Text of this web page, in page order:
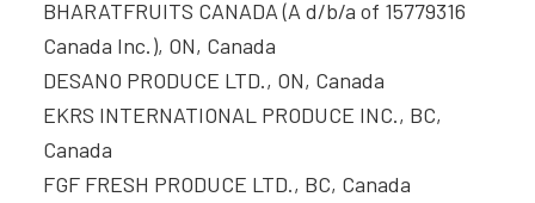
BHARATFRUITS CANADA (A d/b/a of 15779316
Canada Inc.), ON, Canada
DESANO PRODUCE LTD., ON, Canada
EKRS INTERNATIONAL PRODUCE INC., BC,
Canada
FGF FRESH PRODUCE LTD., BC, Canada